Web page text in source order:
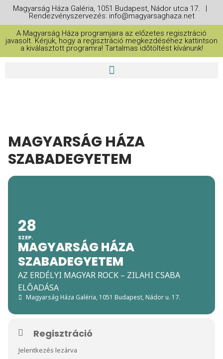
Magyarság Háza Galéria, 1051 Budapest, Nádor utca 17. |
Rendezvényszervezés: info@magyarsaghaza.net
A Magyarság Háza programjaira az előzetes regisztráció
javasolt. Kérjük, hogy a regisztráció megkezdéséhez kattintson
a kiválasztott programra! Tartalmas időtöltést kívánunk!
MAGYARSÁG HÁZA
SZABADEGYETEM
28
SZEP.
MAGYARSÁG HÁZA
SZABADEGYETEM
AZ ERDÉLYI MAGYAR ROCK – ZILAHI CSABA
ELŐADÁSA
Magyarság Háza Galéria, 1051 Budapest, Nádor u. 17.
Regisztráció
Jelentkezés lezárva